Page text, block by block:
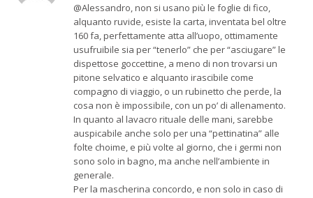
@Alessandro, non si usano più le foglie di fico,
alquanto ruvide, esiste la carta, inventata bel oltre
160 fa, perfettamente atta all’uopo, ottimamente
usufruibile sia per “tenerlo” che per “asciugare” le
dispettose goccettine, a meno di non trovarsi un
pitone selvatico e alquanto irascibile come
compagno di viaggio, o un rubinetto che perde, la
cosa non è impossibile, con un po’ di allenamento.
In quanto al lavacro rituale delle mani, sarebbe
auspicabile anche solo per una “pettinatina” alle
folte choime, e più volte al giorno, che i germi non
sono solo in bagno, ma anche nell’ambiente in
generale.
Per la mascherina concordo, e non solo in caso di